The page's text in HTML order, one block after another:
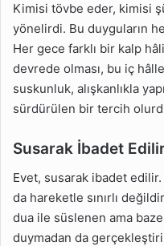
Kimisi tövbe eder, kimisi
yönelirdi. Bu duyguların
Her gece farklı bir kalp
devrede olması, bu iç
suskunluk, alışkanlıkla
sürdürülen bir tercih
Susarak İbadet
Evet, susarak ibadet
da hareketle sınırlı
dua ile süslenen ama
duymadan da